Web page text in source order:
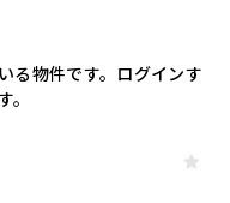
る物件です。ログインす